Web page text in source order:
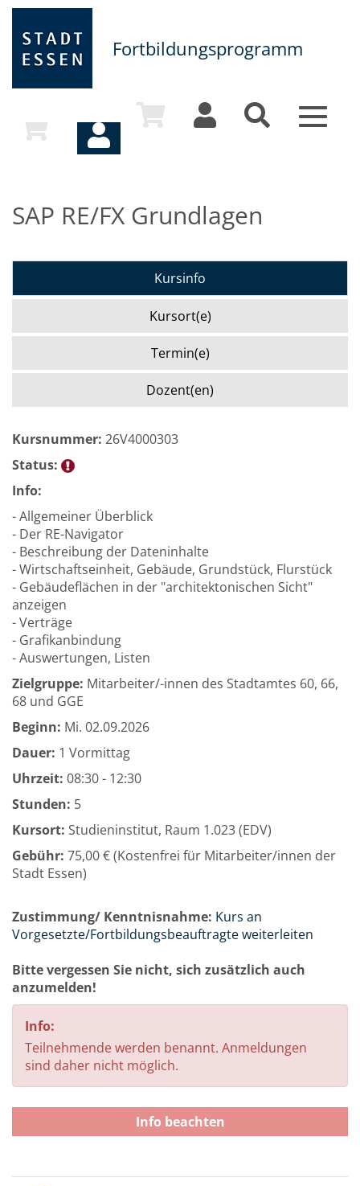
Fortbildungsprogramm
Toggle
SAP RE/FX Grundlagen
Kursinfo
Kursort(e)
Termin(e)
Dozent(en)
Kursnummer: 26V4000303
Status:
Info:
- Allgemeiner Überblick
- Der RE-Navigator
- Beschreibung der Dateninhalte
- Wirtschaftseinheit, Gebäude, Grundstück, Flurstück
- Gebäudeflächen in der "architektonischen Sicht"
anzeigen
- Verträge
- Grafikanbindung
- Auswertungen, Listen
Zielgruppe: Mitarbeiter/-innen des Stadtamtes 60, 66,
68 und GGE
Beginn: Mi. 02.09.2026
Dauer: 1 Vormittag
Uhrzeit: 08:30 - 12:30
Stunden: 5
Kursort: Studieninstitut, Raum 1.023 (EDV)
Gebühr: 75,00 € (Kostenfrei für Mitarbeiter/innen der
Stadt Essen)
Zustimmung/ Kenntnisnahme: Kurs an
Vorgesetzte/Fortbildungsbeauftragte weiterleiten
Bitte vergessen Sie nicht, sich zusätzlich auch
anzumelden!
Info:
Teilnehmende werden benannt. Anmeldungen
sind daher nicht möglich.
Info beachten